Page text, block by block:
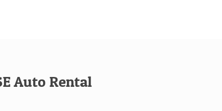
Auto Rental